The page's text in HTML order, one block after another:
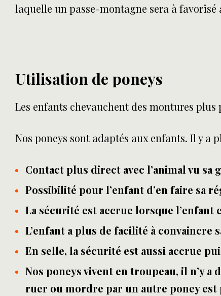
laquelle un passe-montagne sera à
Utilisation de poneys
Les enfants chevauchent des montures
Nos poneys sont adaptés aux enfants. Il y a
Contact plus direct avec l’animal vu
Possibilité pour l’enfant d’en faire sa
La sécurité est accrue lorsque l’enfant
L’enfant a plus de facilité à convaincre
En selle, la sécurité est aussi accrue
Nos poneys vivent en troupeau, il n’y
ruer ou mordre par un autre poney est